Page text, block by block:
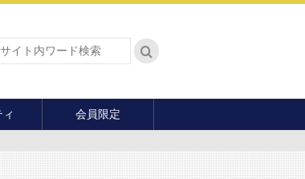
会員限定